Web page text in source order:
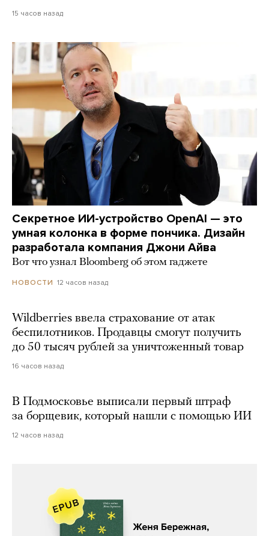
15 часов назад
Секретное ИИ-устройство OpenAI — это
умная колонка в форме пончика. Дизайн
разработала компания Джони Айва
Вот что узнал Bloomberg об этом гаджете
НОВОСТИ 12 часов назад
Wildberries ввела страхование от атак
беспилотников. Продавцы смогут получить
до 50 тысяч рублей за уничтоженный товар
16 часов назад
В Подмосковье выписали первый штраф
за борщевик, который нашли с помощью ИИ
12 часов назад